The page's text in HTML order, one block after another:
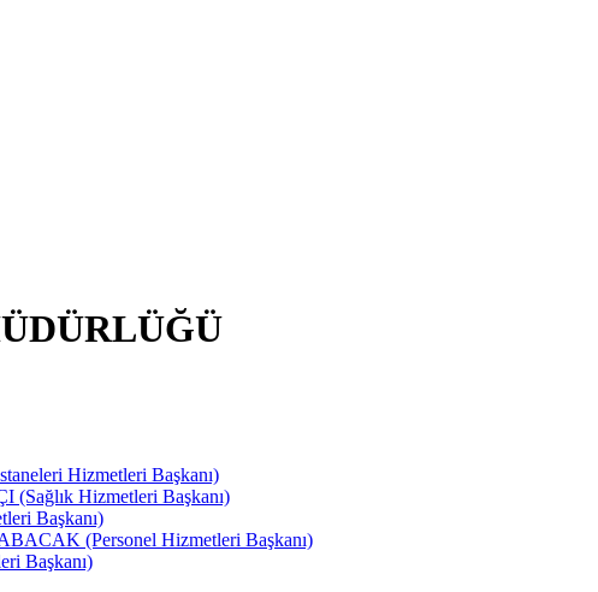
Hizmetleri Başkanı)
(Sağlık Hizmetleri Başkanı)
Başkanı)
(Personel Hizmetleri Başkanı)
Başkanı)